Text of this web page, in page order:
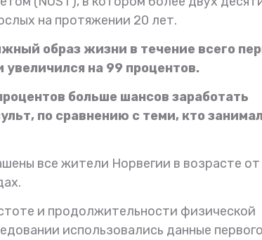
на протяжении 20 лет.
образ жизни в течение всего
на 99 процентов.
больше шансов заработать
по сравнению с теми, кто
все жители Норвегии в возрасте
и продолжительности физической
использовались данные